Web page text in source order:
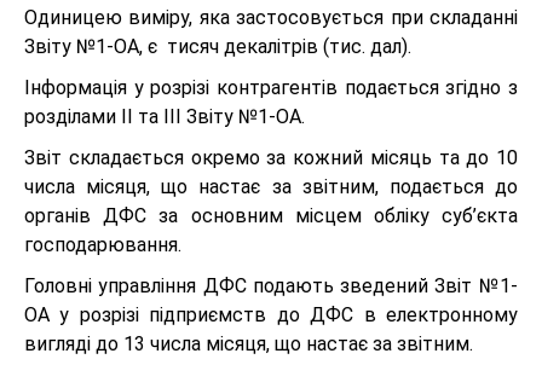
Одиницею виміру, яка застосовується при складанні
Звіту №1-ОА, є тисяч декалітрів (тис. дал).
Інформація у розрізі контрагентів подається згідно з
розділами ІІ та ІІІ Звіту №1-ОА.
Звіт складається окремо за кожний місяць та до 10
числа місяця, що настає за звітним, подається до
органів ДФС за основним місцем обліку суб’єкта
господарювання.
Головні управління ДФС подають зведений Звіт №1-
ОА у розрізі підприємств до ДФС в електронному
вигляді до 13 числа місяця, що настає за звітним.